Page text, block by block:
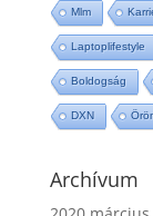
Mlm
Laptoplifestyle
Boldogság
DXN
Archívum